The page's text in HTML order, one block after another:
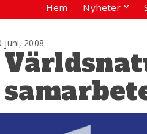
Hem Nyheter
juni, 2008